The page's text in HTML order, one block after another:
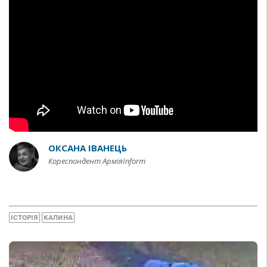
ОКСАНА ІВАНЕЦЬ
Кореспондент АрміяInform
ІСТОРІЯ КАЛИНА